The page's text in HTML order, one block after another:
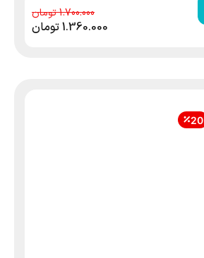
1.700.000
1.360.000تومان
20